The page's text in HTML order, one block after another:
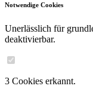
Notwendige Cookies
Unerlässlich für
deaktivierbar.
3 Cookies erkannt.